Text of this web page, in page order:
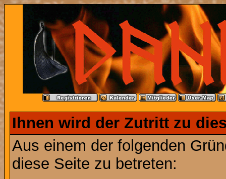
Ihnen wird der Zutritt zu
Aus einem der folgenden
diese Seite zu betreten: